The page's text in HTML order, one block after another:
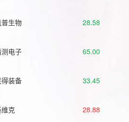
普生物 28.58
电子 65.00
装备 33.45
克 28.88